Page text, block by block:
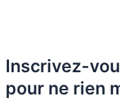
Inscrivez-
pour ne rien